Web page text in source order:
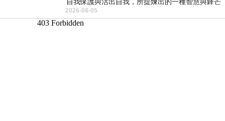
自我保護與活出自我，所提煉出的一種智慧與鋒芒
的平衡。 核心解讀與看法
2026-08-05